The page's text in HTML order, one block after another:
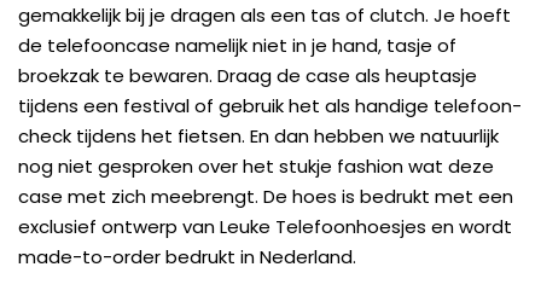
gemakkelijk bij je dragen als een tas of clutch. Je hoeft
de telefooncase namelijk niet in je hand, tasje of
broekzak te bewaren. Draag de case als heuptasje
tijdens een festival of gebruik het als handige telefoon-
check tijdens het fietsen. En dan hebben we natuurlijk
nog niet gesproken over het stukje fashion wat deze
case met zich meebrengt. De hoes is bedrukt met een
exclusief ontwerp van Leuke Telefoonhoesjes en wordt
made-to-order bedrukt in Nederland.